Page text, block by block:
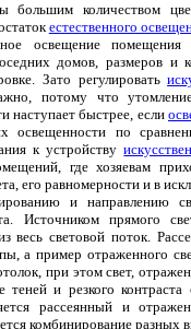
большим количеством
естественного
освещение
домов, размеров и
Зато регулировать
потому что
наступает быстрее, если
освещенности по
к устройству
где хозяевам
его равномерности и в
и направлению
Источником прямого
весь световой поток.
а пример отраженного
при этом свет,
теней и резкого
рассеянный и
комбинирование разных